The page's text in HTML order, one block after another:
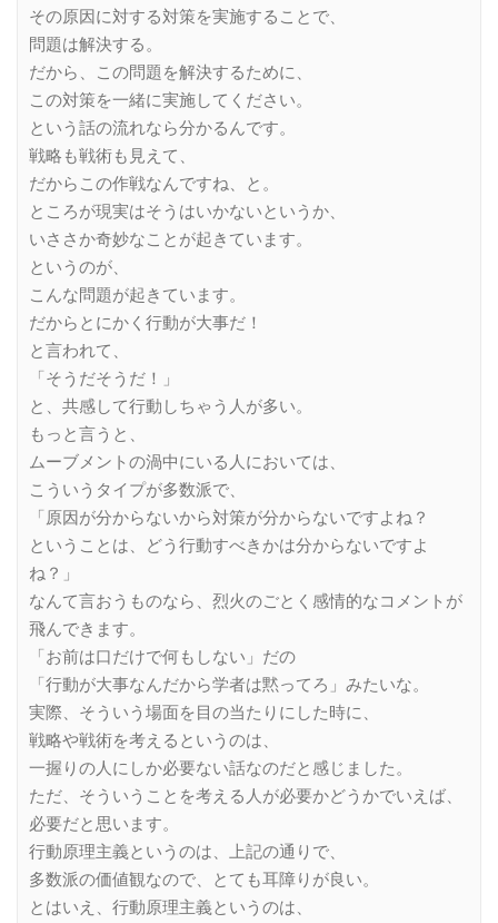
その原因に対する対策を実施することで、
問題は解決する。
だから、この問題を解決するために、
この対策を一緒に実施してください。
という話の流れなら分かるんです。
戦略も戦術も見えて、
だからこの作戦なんですね、と。
ところが現実はそうはいかないというか、
いささか奇妙なことが起きています。
というのが、
こんな問題が起きています。
だからとにかく行動が大事だ！
と言われて、
「そうだそうだ！」
と、共感して行動しちゃう人が多い。
もっと言うと、
ムーブメントの渦中にいる人においては、
こういうタイプが多数派で、
「原因が分からないから対策が分からないですよね？
ということは、どう行動すべきかは分からないですよ
ね？」
なんて言おうものなら、烈火のごとく感情的なコメントが
飛んできます。
「お前は口だけで何もしない」だの
「行動が大事なんだから学者は黙ってろ」みたいな。
実際、そういう場面を目の当たりにした時に、
戦略や戦術を考えるというのは、
一握りの人にしか必要ない話なのだと感じました。
ただ、そういうことを考える人が必要かどうかでいえば、
必要だと思います。
行動原理主義というのは、上記の通りで、
多数派の価値観なので、とても耳障りが良い。
とはいえ、行動原理主義というのは、